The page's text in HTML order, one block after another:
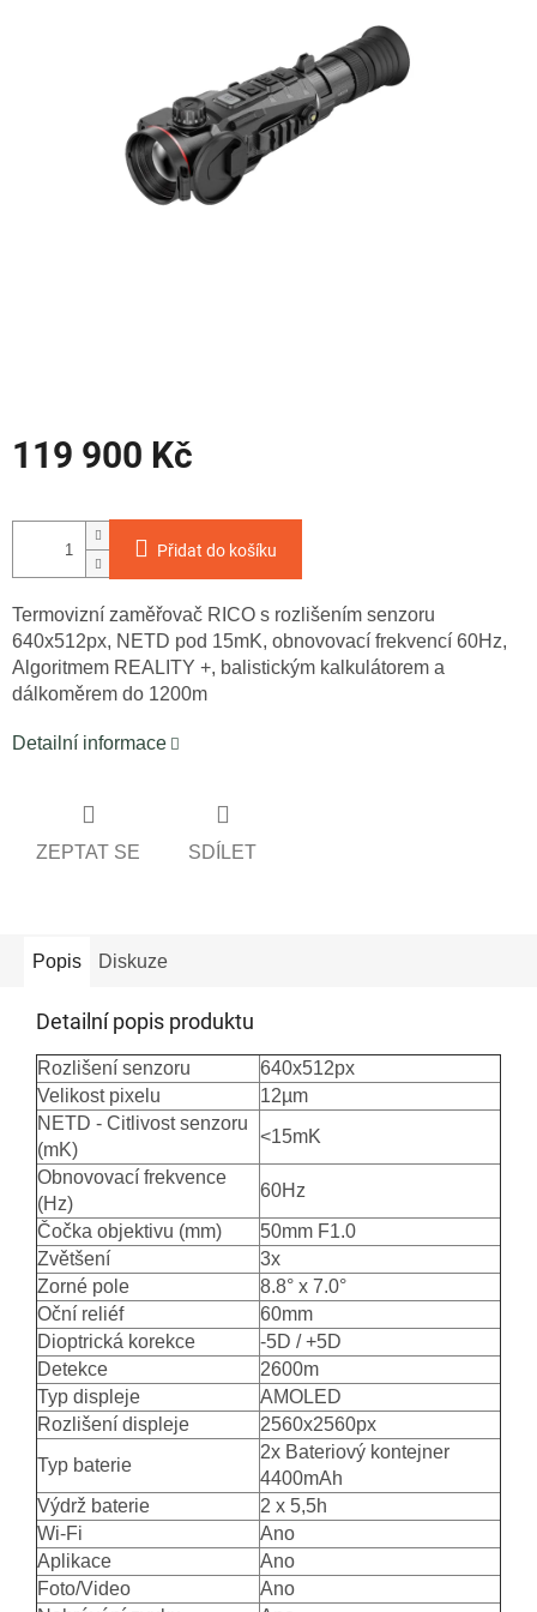
119 900 Kč
cena:
Přidat do košíku
Termovizní zaměřovač RICO s rozlišením senzoru
640x512px, NETD pod 15mK, obnovovací frekvencí 60Hz,
Algoritmem REALITY +, balistickým kalkulátorem a
dálkoměrem do 1200m
Detailní informace
ZEPTAT SE SDÍLET
Popis Diskuze
Detailní popis produktu
Rozlišení senzoru
640x512px
Velikost pixelu
12µm
NETD - Citlivost senzoru
(mK)
<15mK
Obnovovací frekvence
(Hz)
60Hz
Čočka objektivu (mm)
50mm F1.0
Zvětšení
3x
Zorné pole
8.8° x 7.0°
Oční reliéf
60mm
Dioptrická korekce
-5D / +5D
Detekce
2600m
Typ displeje
AMOLED
Rozlišení displeje
2560x2560px
Typ baterie
2x Bateriový kontejner
4400mAh
Výdrž baterie
2 x 5,5h
Wi-Fi
Ano
Aplikace
Ano
Foto/Video
Ano